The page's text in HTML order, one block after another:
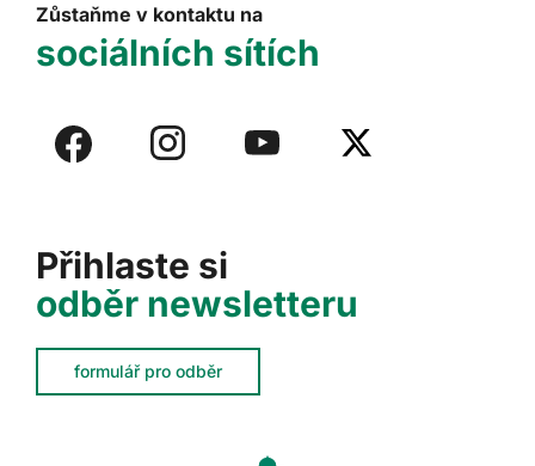
Přihlaste si
odběr newsletteru
formulář pro odběr
Zůstaňme v kontaktu na
sociálních sítích